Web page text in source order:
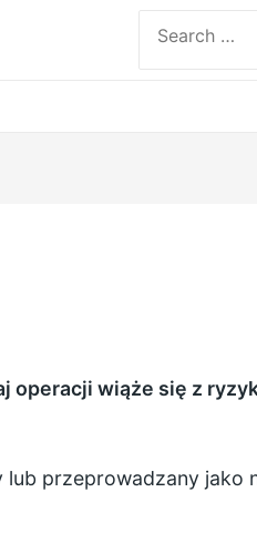
for:
operacji wiąże się z
przeprowadzany jako